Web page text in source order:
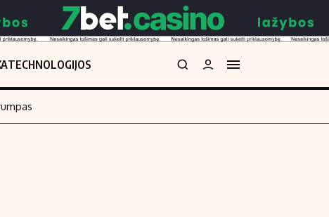
TECHNOLOGIJOS